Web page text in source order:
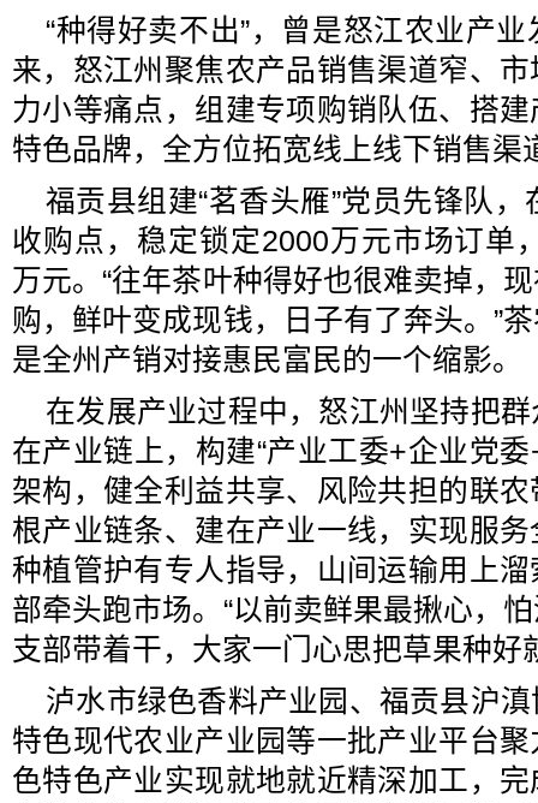
“种得好卖不出”，曾是怒江农业产
来，怒江州聚焦农产品销售渠道窄、
力小等痛点，组建专项购销队伍、搭
特色品牌，全方位拓宽线上线下销售渠
福贡县组建“茗香头雁”党员先锋队
收购点，稳定锁定2000万元市场订单
万元。“往年茶叶种得好也很难卖掉，
购，鲜叶变成现钱，日子有了奔头。”
是全州产销对接惠民富民的一个缩影。
在发展产业过程中，怒江州坚持把
在产业链上，构建“产业工委+企业党
架构，健全利益共享、风险共担的联
根产业链条、建在产业一线，实现服
种植管护有专人指导，山间运输用上
部牵头跑市场。“以前卖鲜果最揪心，
支部带着干，大家一门心思把草果种好
泸水市绿色香料产业园、福贡县沪
特色现代农业产业园等一批产业平台
色特色产业实现就地就近精深加工，